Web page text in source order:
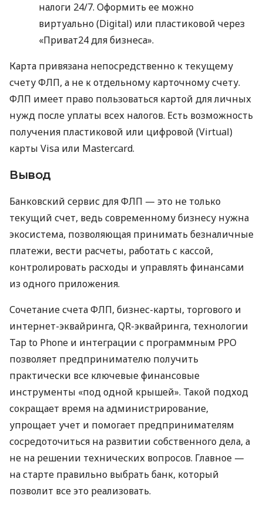
налоги 24/7. Оформить ее можно
виртуально (Digital) или пластиковой через
«Приват24 для бизнеса».
Карта привязана непосредственно к текущему
счету ФЛП, а не к отдельному карточному счету.
ФЛП имеет право пользоваться картой для личных
нужд после уплаты всех налогов. Есть возможность
получения пластиковой или цифровой (Virtual)
карты Visa или Mastercard.
Вывод
Банковский сервис для ФЛП — это не только
текущий счет, ведь современному бизнесу нужна
экосистема, позволяющая принимать безналичные
платежи, вести расчеты, работать с кассой,
контролировать расходы и управлять финансами
из одного приложения.
Сочетание счета ФЛП, бизнес-карты, торгового и
интернет-эквайринга, QR-эквайринга, технологии
Tap to Phone и интеграции с программным РРО
позволяет предпринимателю получить
практически все ключевые финансовые
инструменты «под одной крышей». Такой подход
сокращает время на администрирование,
упрощает учет и помогает предпринимателям
сосредоточиться на развитии собственного дела, а
не на решении технических вопросов. Главное —
на старте правильно выбрать банк, который
позволит все это реализовать.